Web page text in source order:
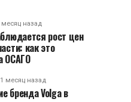
месяц назад
рост цен
как это
ОСАГО
1 месяц назад
бренда Volga в